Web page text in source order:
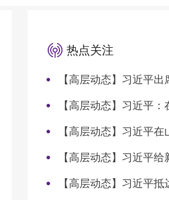
热点关注
【高层动态】习近平